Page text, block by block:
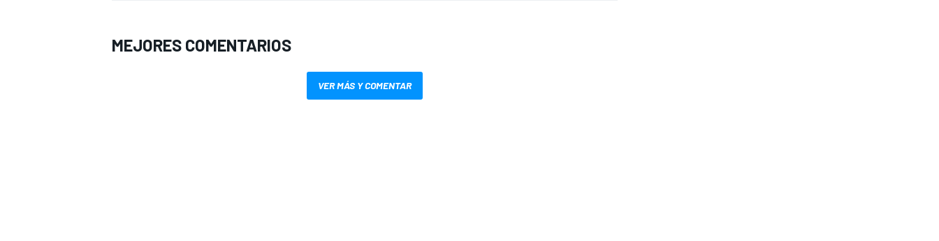
MEJORES COMENTARIOS
VER MÁS Y COMENTAR